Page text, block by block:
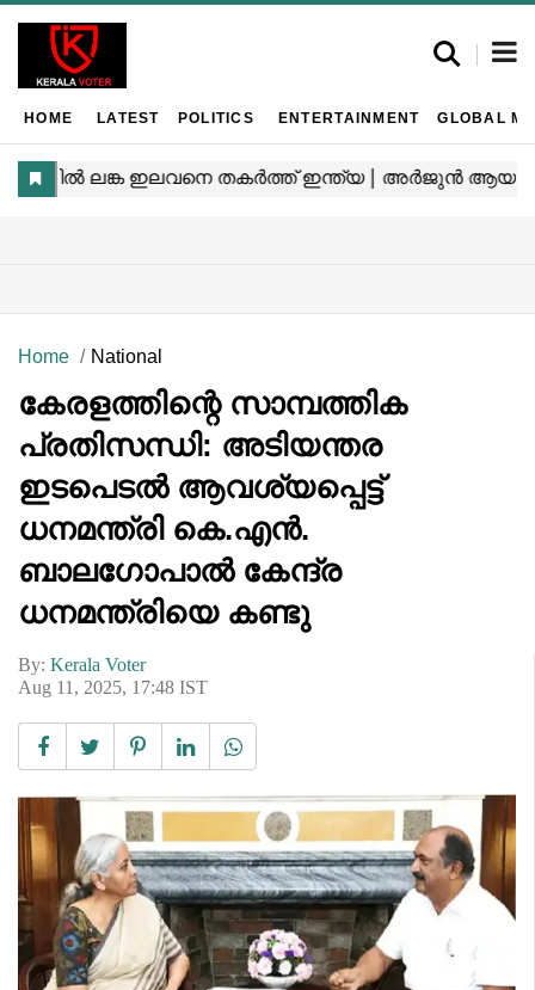
HOME LATEST POLITICS ENTERTAINMENT GLOBAL
Home National
കേരളത്തിന്റെ സാമ്പത്തിക
പ്രതിസന്ധി: അടിയന്തര
ഇടപെടൽ ആവശ്യപ്പെട്ട്
ധനമന്ത്രി കെ.എൻ.
ബാലഗോപാൽ കേന്ദ്ര
ധനമന്ത്രിയെ കണ്ടു
By: Kerala Voter
Aug 11, 2025, 17:48 IST